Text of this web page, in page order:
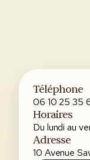
Téléphone
06 10 25 35
Horaires
Du lundi au
Adresse
10 Avenue